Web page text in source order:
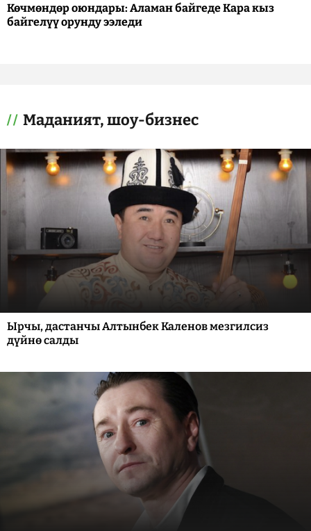
Көчмөндөр оюндары: Аламан байгеде Кара кыз
байгелүү орунду ээледи
Маданият, шоу-бизнес
Ырчы, дастанчы Алтынбек Каленов мезгилсиз
дүйнө салды